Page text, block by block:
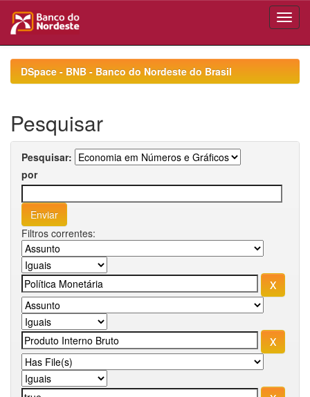
navigationDSpace - BNB - Banco do Nordeste do Brasil
Pesquisar
Pesquisar:
por
Filtros correntes: